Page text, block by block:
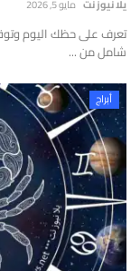
يلا نيوز نت مايو 5, 2026
شامل من ...
أبراج